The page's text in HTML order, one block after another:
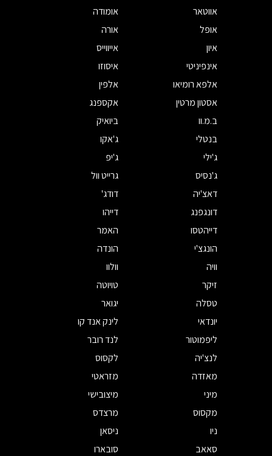
אווטאר
אומודה
אופל
אורה
איון
אייווייס
אינפיניטי
איסוזו
אלפא רומיאו
אלפין
אסטון מרטין
אקספנג
ב.מ.וו
ביואיק
בנטלי
ג'אקו
ג'ילי
ג'יפ
ג'נסיס
גרייט וול
דאצ'יה
דודג'
דונגפנג
דייהו
דייהטסו
האמר
הונגצ'י
הונדה
וויה
וולוו
זיקר
טויוטה
טסלה
יגואר
יונדאי
לינק אנד קו
ליפמוטור
לנד רובר
לנצ'יה
לקסוס
מאזדה
מזראטי
מיני
מיצובישי
מקסוס
מרצדס
ניו
ניסאן
סאאב
סובארו